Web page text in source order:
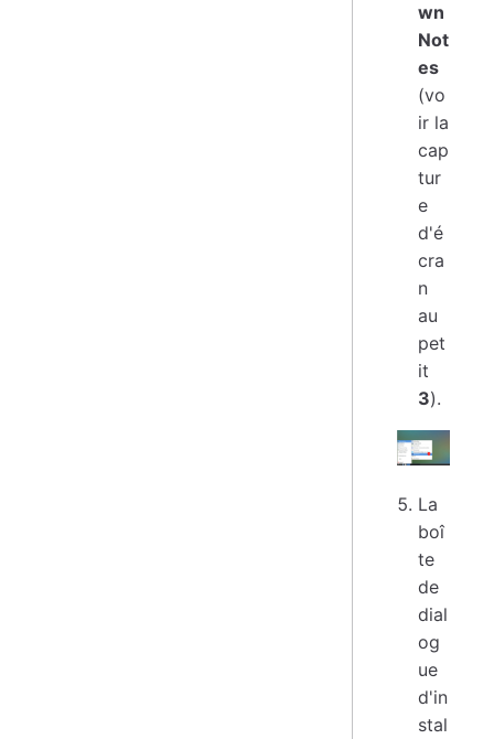
wn
Not
es
(vo
ir la
cap
tur
e
d'é
cra
n
au
pet
it
3).
La
boî
te
de
dial
og
ue
d'in
stal